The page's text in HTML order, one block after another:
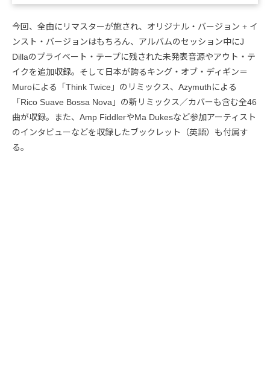
今回、全曲にリマスターが施され、オリジナル・バージョン + イ
ンスト・バージョンはもちろん、アルバムのセッション中にJ
Dillaのプライベート・テープに残された未発表音源やアウト・テ
イクを追加収録。そして日本が誇るキング・オブ・ディギン＝
Muroによる「Think Twice」のリミックス、Azymuthによる
「Rico Suave Bossa Nova」の新リミックス／カバーも含む全46
曲が収録。また、Amp FiddlerやMa Dukesなど参加アーティスト
のインタビューなどを収録したブックレット（英語）も付属す
る。